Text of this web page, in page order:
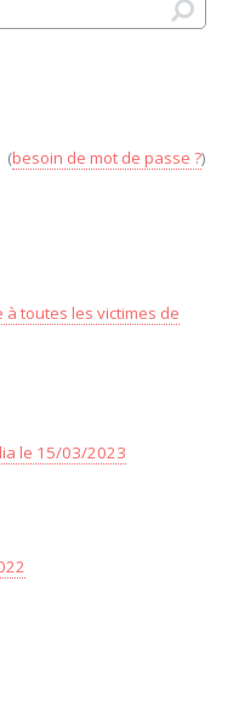
(besoin de mot de passe ?)
toutes les victimes de
le 15/03/2023